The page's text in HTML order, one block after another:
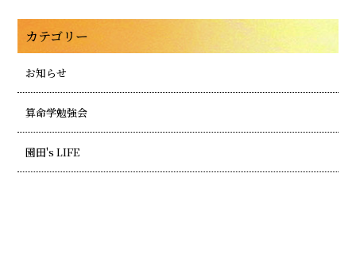
カテゴリー
お知らせ
算命学勉強会
園田's LIFE